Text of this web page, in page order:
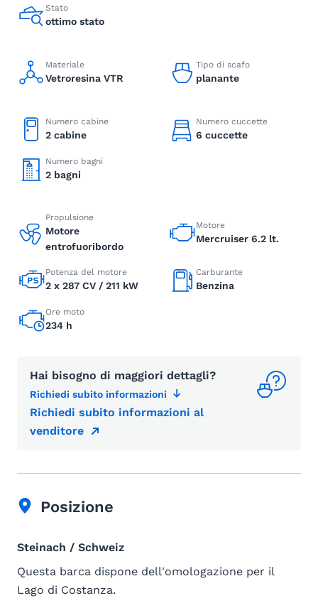
Stato
ottimo stato
Materiale
Vetroresina VTR
Tipo di scafo
planante
Numero cabine
2 cabine
Numero cuccette
6 cuccette
Numero bagni
2 bagni
Propulsione
Motore
entrofuoribordo
Motore
Mercruiser 6.2 lt.
Potenza del motore
2 x 287 CV / 211 kW
Carburante
Benzina
Ore moto
234 h
Hai bisogno di maggiori dettagli?
Richiedi subito informazioni
Richiedi subito informazioni al
venditore
Posizione
Steinach / Schweiz
Questa barca dispone dell'omologazione per il
Lago di Costanza.